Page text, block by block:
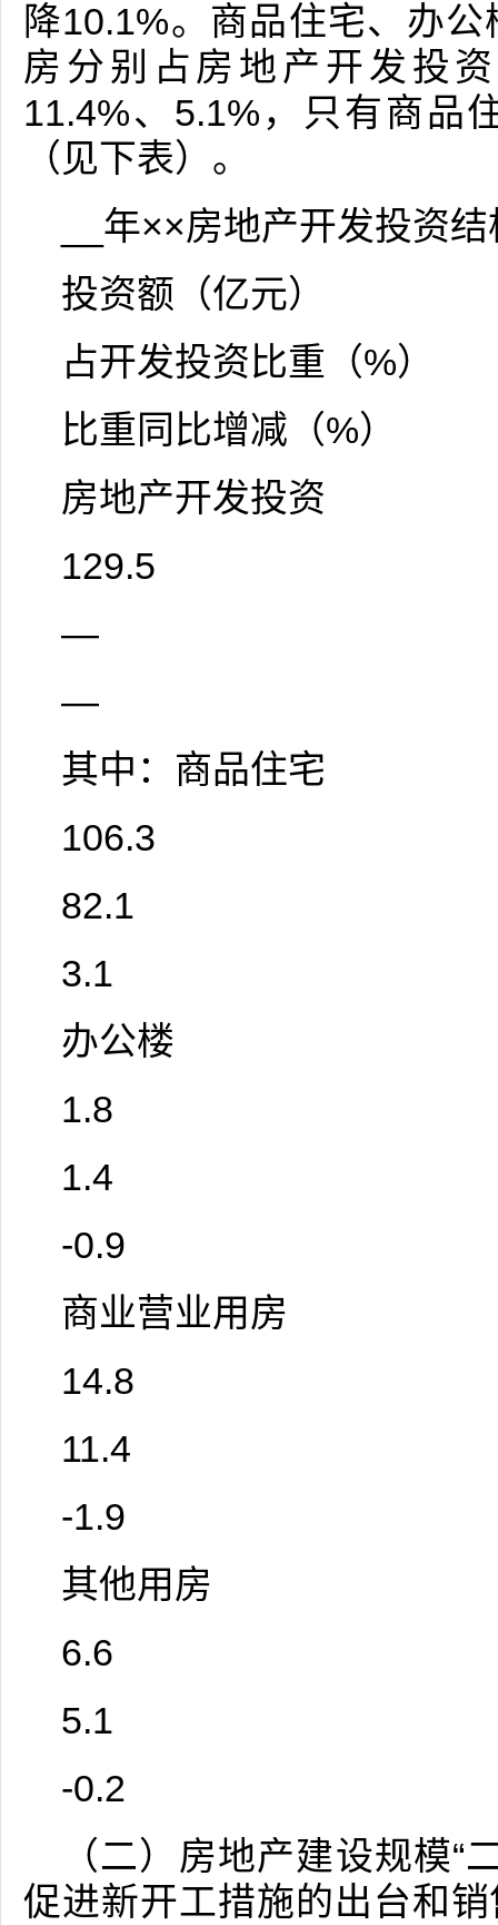
降10.1%。商品住宅、办
房分别占房地产开发投
11.4%、5.1%，只有商品
（见下表）。
__年××房地产开发投资
投资额（亿元）
占开发投资比重（%）
比重同比增减（%）
房地产开发投资
129.5
—
—
其中：商品住宅
106.3
82.1
3.1
办公楼
1.8
1.4
-0.9
商业营业用房
14.8
11.4
-1.9
其他用房
6.6
5.1
-0.2
（二）房地产建设规模“
促进新开工措施的出台和